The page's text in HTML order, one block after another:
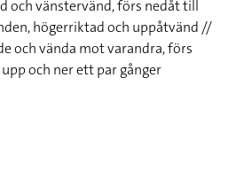
och vänstervänd, förs nedåt till
högerriktad och uppåtvänd //
och vända mot varandra, förs
och ner ett par gånger